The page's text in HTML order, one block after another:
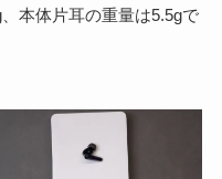
本体片耳の重量は5.5gで